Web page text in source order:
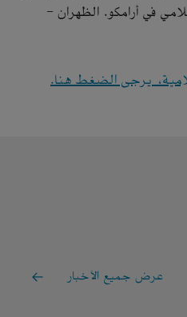
في أرامكو. الظهران -
يرجى الضغط هنا.
عرض جميع الأخبار